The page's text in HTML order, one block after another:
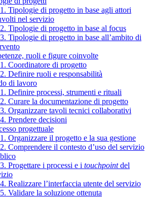
Tipologie di progetto in base agli attori
nel servizio
Tipologie di progetto in base al focus
Tipologie di progetto in base all’ambito di
ruoli e figure coinvolte
Coordinatore di progetto
Definire ruoli e responsabilità
di lavoro
Definire processi, strumenti e rituali
Curare la documentazione di progetto
Organizzare tavoli tecnici collaborativi
Prendere decisioni
progettuale
Organizzare il progetto e la sua gestione
Comprendere il contesto d’uso del servizio
Progettare i processi e i touchpointdel
Realizzare l’interfaccia utente del servizio
Validare la soluzione ottenuta